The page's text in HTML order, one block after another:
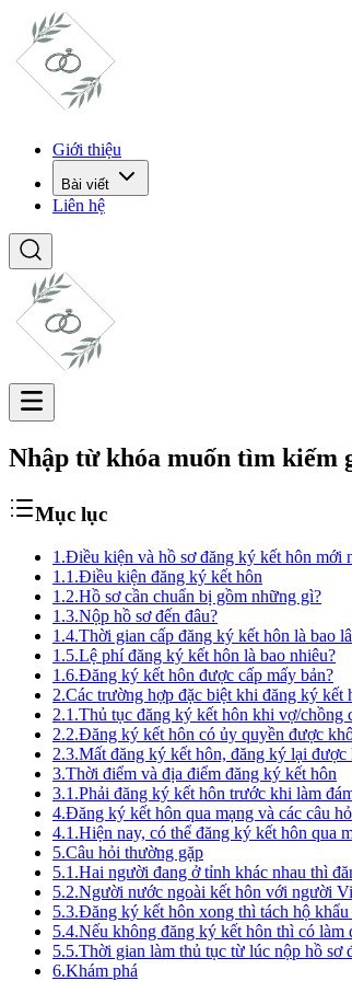
Giới thiệu
Bài viết
Liên hệ
Nhập từ khóa muốn tìm kiếm
Mục lục
1.Điều kiện và hồ sơ đăng ký kết hôn mới
1.1.Điều kiện đăng ký kết hôn
1.2.Hồ sơ cần chuẩn bị gồm những gì?
1.3.Nộp hồ sơ đến đâu?
1.4.Thời gian cấp đăng ký kết hôn là bao
1.5.Lệ phí đăng ký kết hôn là bao nhiêu?
1.6.Đăng ký kết hôn được cấp mấy bản?
2.Các trường hợp đặc biệt khi đăng ký kết
2.1.Thủ tục đăng ký kết hôn khi vợ/chồng
2.2.Đăng ký kết hôn có ủy quyền được
2.3.Mất đăng ký kết hôn, đăng ký lại được
3.Thời điểm và địa điểm đăng ký kết hôn
3.1.Phải đăng ký kết hôn trước khi làm
4.Đăng ký kết hôn qua mạng và các câu
4.1.Hiện nay, có thể đăng ký kết hôn qua
5.Câu hỏi thường gặp
5.1.Hai người đang ở tỉnh khác nhau thì
5.2.Người nước ngoài kết hôn với người
5.3.Đăng ký kết hôn xong thì tách hộ
5.4.Nếu không đăng ký kết hôn thì có làm
5.5.Thời gian làm thủ tục từ lúc nộp hồ sơ
6.Khám phá